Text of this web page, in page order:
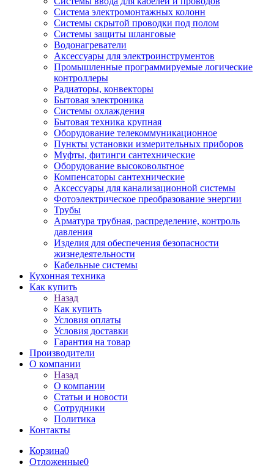
Система электромонтажных колонн
Системы скрытой проводки под полом
Системы защиты шланговые
Водонагреватели
Аксессуары для электроинструментов
Промышленные программируемые логические
контроллеры
Радиаторы, конвекторы
Бытовая электроника
Системы охлаждения
Бытовая техника крупная
Оборудование телекоммуникационное
Пункты установки измерительных приборов
Муфты, фитинги сантехнические
Оборудование высоковольтное
Компенсаторы сантехнические
Аксессуары для канализационной системы
Фотоэлектрическое преобразование энергии
Трубы
Арматура трубная, распределение, контроль
давления
Изделия для обеспечения безопасности
жизнедеятельности
Кабельные системы
Кухонная техника
Как купить
Назад
Как купить
Условия оплаты
Условия доставки
Гарантия на товар
Производители
О компании
Назад
О компании
Статьи и новости
Сотрудники
Политика
Контакты
Корзина0
Отложенные0